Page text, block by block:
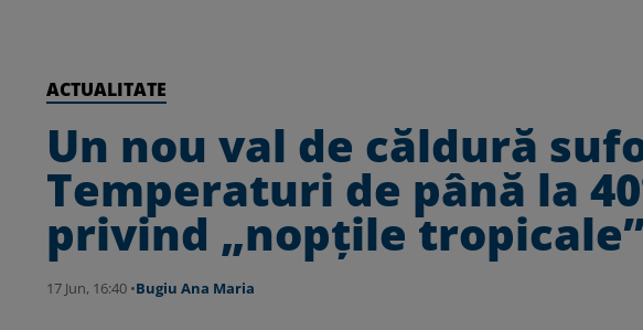
ACTUALITATE
Un nou val de căldură
Temperaturi de până la
privind „nopțile
17 Jun, 16:40 •Bugiu ⁠Ana Maria